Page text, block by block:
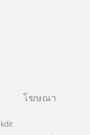
โฆษณา